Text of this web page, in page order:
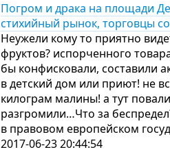
Погром и драка на площади
стихийный рынок, торговцы
Неужели кому то приятно
фруктов? испорченного
бы конфисковали, составили
в детский дом или приют! не
килограм малины! а тут
разгромили…Что за
в правовом европейском
2017-06-23 20:44:54